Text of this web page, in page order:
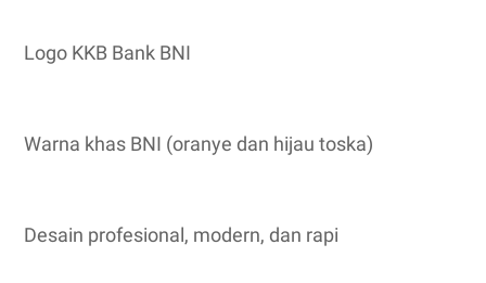
Logo KKB Bank BNI
Warna khas BNI (oranye dan hijau toska)
Desain profesional, modern, dan rapi